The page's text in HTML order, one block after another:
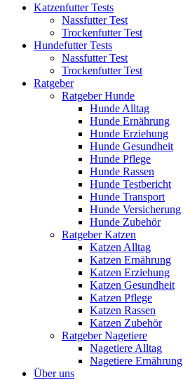
Katzenfutter Tests
Nassfutter Test
Trockenfutter Test
Hundefutter Tests
Nassfutter Test
Trockenfutter Test
Ratgeber
Ratgeber Hunde
Hunde Alltag
Hunde Ernährung
Hunde Erziehung
Hunde Gesundheit
Hunde Pflege
Hunde Rassen
Hunde Testbericht
Hunde Transport
Hunde Versicherung
Hunde Zubehör
Ratgeber Katzen
Katzen Alltag
Katzen Ernährung
Katzen Erziehung
Katzen Gesundheit
Katzen Pflege
Katzen Rassen
Katzen Zubehör
Ratgeber Nagetiere
Nagetiere Alltag
Nagetiere Ernährung
Über uns